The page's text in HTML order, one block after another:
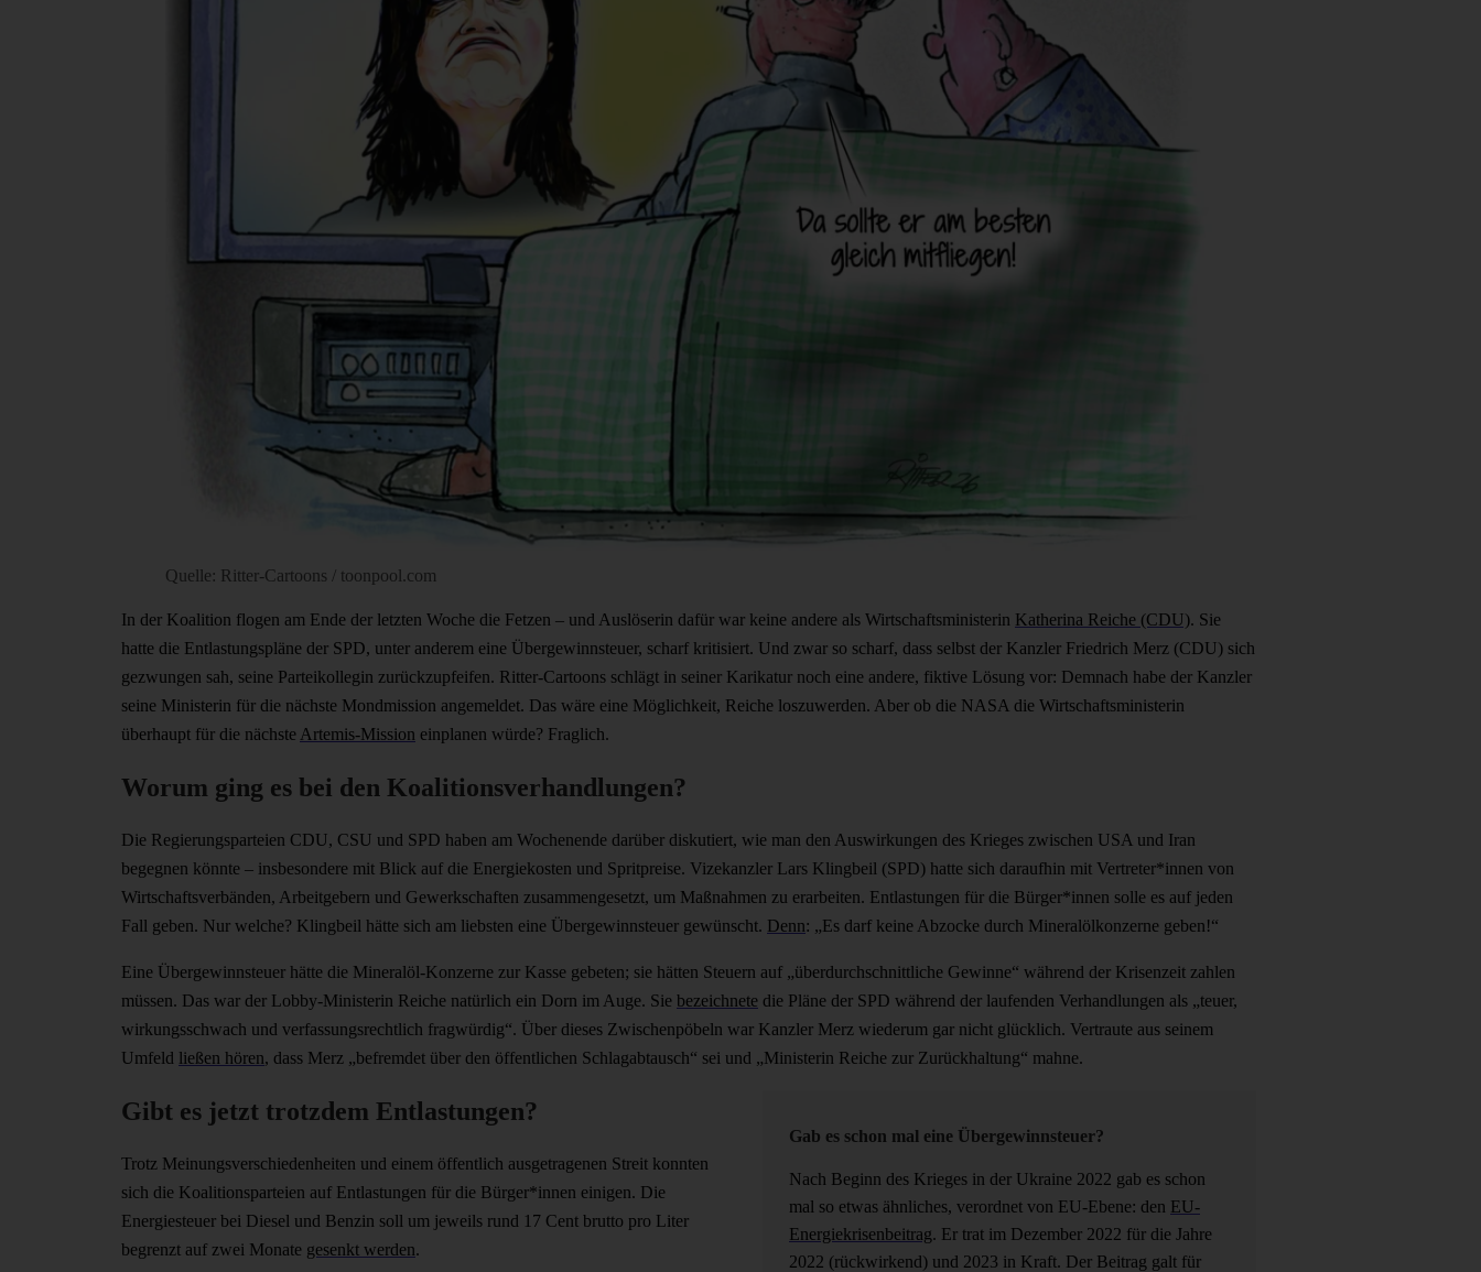
Quelle: Ritter-Cartoons / toonpool.com
In der Koalition flogen am Ende der letzten Woche die Fetzen – und Auslöserin dafür war keine andere als Wirtschaftsministerin Katherina Reiche (CDU). Sie
hatte die Entlastungspläne der SPD, unter anderem eine Übergewinnsteuer, scharf kritisiert. Und zwar so scharf, dass selbst der Kanzler Friedrich Merz (CDU) sich
gezwungen sah, seine Parteikollegin zurückzupfeifen. Ritter-Cartoons schlägt in seiner Karikatur noch eine andere, fiktive Lösung vor: Demnach habe der Kanzler
seine Ministerin für die nächste Mondmission angemeldet. Das wäre eine Möglichkeit, Reiche loszuwerden. Aber ob die NASA die Wirtschaftsministerin
überhaupt für die nächste Artemis-Mission einplanen würde? Fraglich.
Worum ging es bei den Koalitionsverhandlungen?
Die Regierungsparteien CDU, CSU und SPD haben am Wochenende darüber diskutiert, wie man den Auswirkungen des Krieges zwischen USA und Iran
begegnen könnte – insbesondere mit Blick auf die Energiekosten und Spritpreise. Vizekanzler Lars Klingbeil (SPD) hatte sich daraufhin mit Vertreter*innen von
Wirtschaftsverbänden, Arbeitgebern und Gewerkschaften zusammengesetzt, um Maßnahmen zu erarbeiten. Entlastungen für die Bürger*innen solle es auf jeden
Fall geben. Nur welche? Klingbeil hätte sich am liebsten eine Übergewinnsteuer gewünscht. Denn: „Es darf keine Abzocke durch Mineralölkonzerne geben!“
Eine Übergewinnsteuer hätte die Mineralöl-Konzerne zur Kasse gebeten; sie hätten Steuern auf „überdurchschnittliche Gewinne“ während der Krisenzeit zahlen
müssen. Das war der Lobby-Ministerin Reiche natürlich ein Dorn im Auge. Sie bezeichnete die Pläne der SPD während der laufenden Verhandlungen als „teuer,
wirkungsschwach und verfassungsrechtlich fragwürdig“. Über dieses Zwischenpöbeln war Kanzler Merz wiederum gar nicht glücklich. Vertraute aus seinem
Umfeld ließen hören, dass Merz „befremdet über den öffentlichen Schlagabtausch“ sei und „Ministerin Reiche zur Zurückhaltung“ mahne.
Gab es schon mal eine Übergewinnsteuer?
Nach Beginn des Krieges in der Ukraine 2022 gab es schon
mal so etwas ähnliches, verordnet von EU-Ebene: den EU-
Energiekrisenbeitrag. Er trat im Dezember 2022 für die Jahre
2022 (rückwirkend) und 2023 in Kraft. Der Beitrag galt für
Gibt es jetzt trotzdem Entlastungen?
Trotz Meinungsverschiedenheiten und einem öffentlich ausgetragenen Streit konnten
sich die Koalitionsparteien auf Entlastungen für die Bürger*innen einigen. Die
Energiesteuer bei Diesel und Benzin soll um jeweils rund 17 Cent brutto pro Liter
begrenzt auf zwei Monate gesenkt werden.